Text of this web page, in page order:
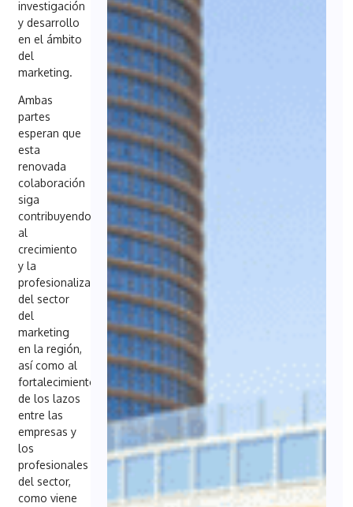
investigación
y desarrollo
en el ámbito
del
marketing.
Ambas
partes
esperan que
esta
renovada
colaboración
siga
contribuyendo
al
crecimiento
y la
profesionalización
del sector
del
marketing
en la región,
así como al
fortalecimiento
de los lazos
entre las
empresas y
los
profesionales
del sector,
como viene